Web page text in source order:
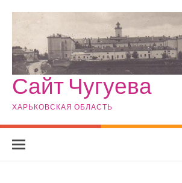
Сайт Чугуева
ХАРЬКОВСКАЯ ОБЛАСТЬ